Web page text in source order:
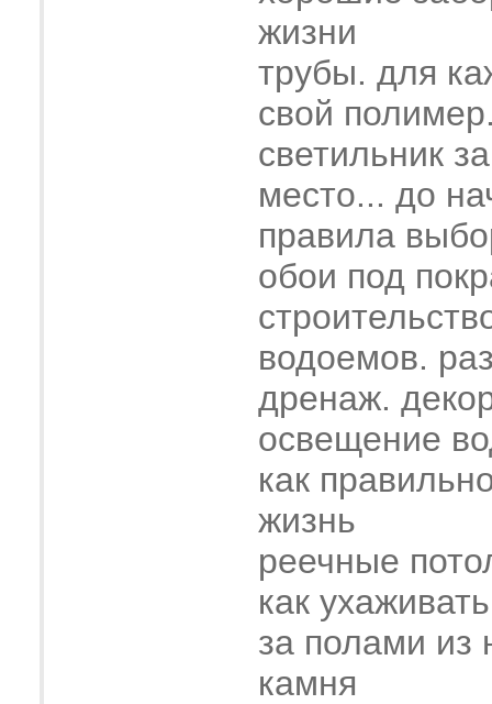
жизни
трубы. для
свой
светильник
место... до
правила
обои под
водоемов.
дренаж.
освещение
как
жизнь
реечные
как
за полами из
камня